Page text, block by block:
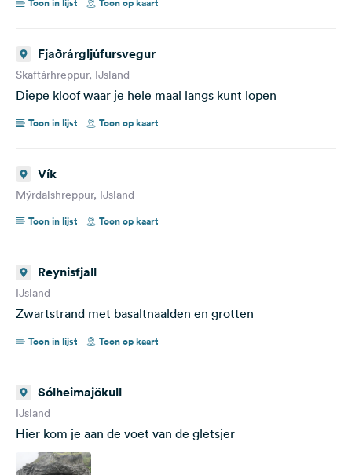
Toon in lijst Toon op kaart
Fjaðrárgljúfursvegur
Skaftárhreppur, IJsland
Diepe kloof waar je hele maal langs kunt lopen
Toon in lijst Toon op kaart
Vík
Mýrdalshreppur, IJsland
Toon in lijst
Toon op kaart
Reynisfjall
IJsland
Zwartstrand met basaltnaalden en grotten
Toon in lijst Toon op kaart
Sólheimajökull
IJsland
Hier kom je aan de voet van de gletsjer